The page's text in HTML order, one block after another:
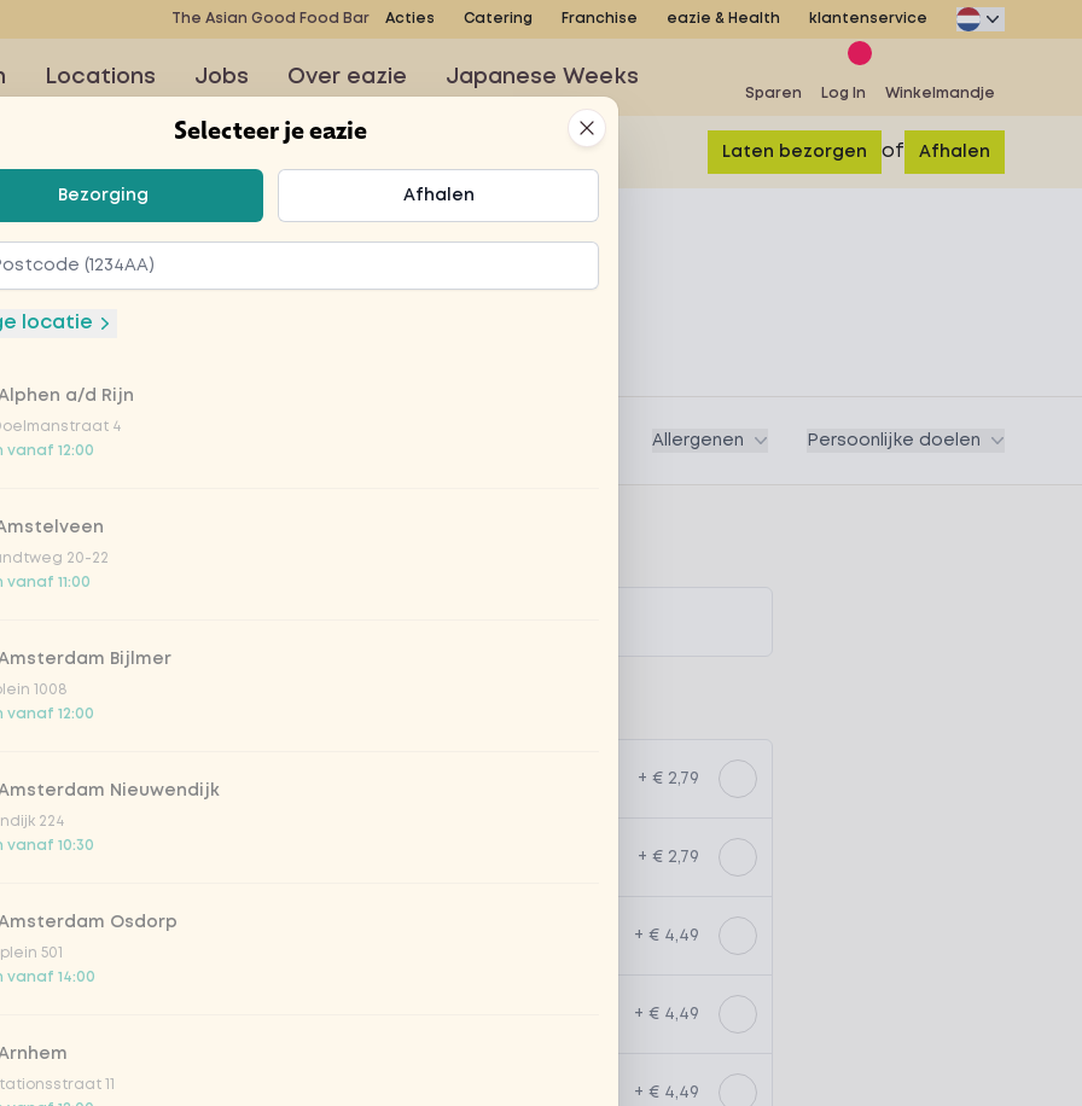
The Asian Good Food Bar Acties Catering Franchise eazie & Health klantenservice
Locations Jobs Over eazie Japanese Weeks
Sparen Log In Winkelmandje
Laten bezorgen of Afhalen
Allergenen Persoonlijke doelen
drankjes
33cl + € 2,79
33cl + € 2,79
tropical lychee + € 4,49
tea + € 4,49
fruit + € 4,49
Close
Selecteer je eazie
Bezorging Afhalen
locatie
a/d Rijn
4
vanaf 12:00
20-22
11:00
Bijlmer
1008
vanaf 12:00
Nieuwendijk
224
vanaf 10:30
Osdorp
501
vanaf 14:00
11